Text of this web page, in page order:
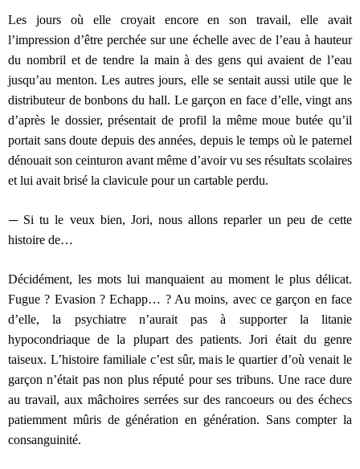
Les jours où elle croyait encore en son travail, elle avait
l’impression d’être perchée sur une échelle avec de l’eau à hauteur
du nombril et de tendre la main à des gens qui avaient de l’eau
jusqu’au menton. Les autres jours, elle se sentait aussi utile que le
distributeur de bonbons du hall. Le garçon en face d’elle, vingt ans
d’après le dossier, présentait de profil la même moue butée qu’il
portait sans doute depuis des années, depuis le temps où le paternel
dénouait son ceinturon avant même d’avoir vu ses résultats scolaires
et lui avait brisé la clavicule pour un cartable perdu.
— Si tu le veux bien, Jori, nous allons reparler un peu de cette
histoire de…
Décidément, les mots lui manquaient au moment le plus délicat.
Fugue ? Evasion ? Echapp… ? Au moins, avec ce garçon en face
d’elle, la psychiatre n’aurait pas à supporter la litanie
hypocondriaque de la plupart des patients. Jori était du genre
taiseux. L’histoire familiale c’est sûr, mais le quartier d’où venait le
garçon n’était pas non plus réputé pour ses tribuns. Une race dure
au travail, aux mâchoires serrées sur des rancoeurs ou des échecs
patiemment mûris de génération en génération. Sans compter la
consanguinité.